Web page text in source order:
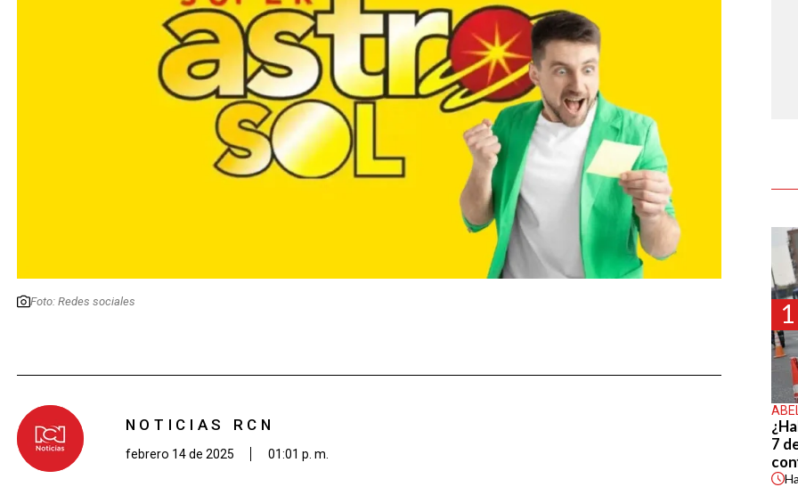
Foto: Redes sociales
NOTICIAS RCN
febrero 14 de 2025 01:01 p. m.
1
7